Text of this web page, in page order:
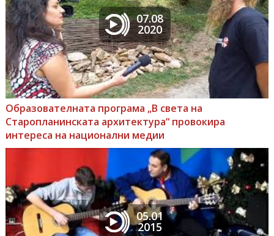
07.08
2020
Образователната програма „В света на
Старопланинската архитектура“ провокира
интереса на национални медии
05.01
2015